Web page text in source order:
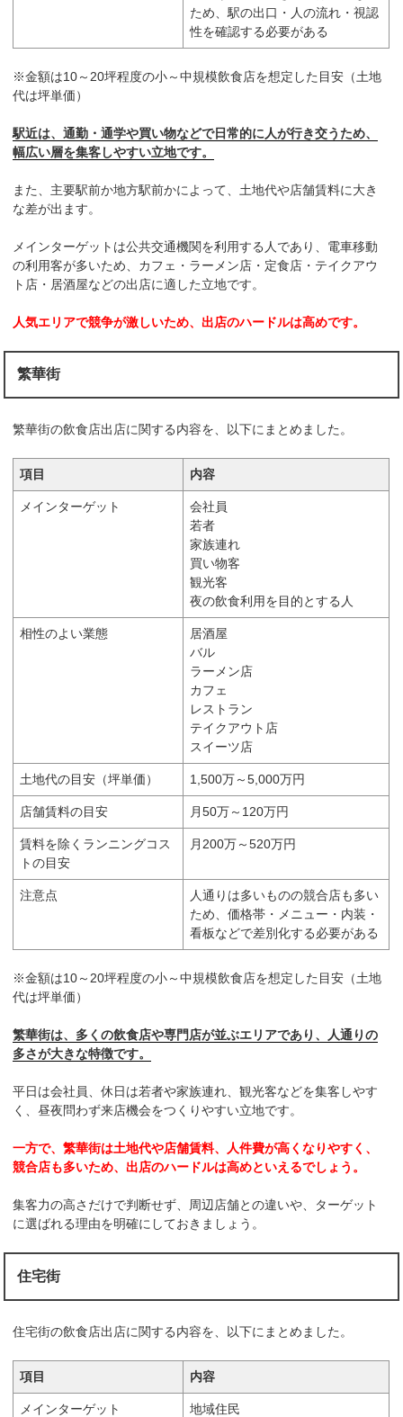
ため、駅の出口・人の流れ・視認
性を確認する必要がある
※金額は10～20坪程度の小～中規模飲食店を想定した目安（土地
代は坪単価）
駅近は、通勤・通学や買い物などで日常的に人が行き交うため、
幅広い層を集客しやすい立地です。
また、主要駅前か地方駅前かによって、土地代や店舗賃料に大き
な差が出ます。
メインターゲットは公共交通機関を利用する人であり、電車移動
の利用客が多いため、カフェ・ラーメン店・定食店・テイクアウ
ト店・居酒屋などの出店に適した立地です。
人気エリアで競争が激しいため、出店のハードルは高めです。
繁華街
繁華街の飲食店出店に関する内容を、以下にまとめました。
項目 内容
メインターゲット
会社員
若者
家族連れ
買い物客
観光客
夜の飲食利用を目的とする人
相性のよい業態
居酒屋
バル
ラーメン店
カフェ
レストラン
テイクアウト店
スイーツ店
土地代の目安（坪単価） 1,500万～5,000万円
店舗賃料の目安 月50万～120万円
賃料を除くランニングコス
トの目安
月200万～520万円
注意点
人通りは多いものの競合店も多い
ため、価格帯・メニュー・内装・
看板などで差別化する必要がある
※金額は10～20坪程度の小～中規模飲食店を想定した目安（土地
代は坪単価）
繁華街は、多くの飲食店や専門店が並ぶエリアであり、人通りの
多さが大きな特徴です。
平日は会社員、休日は若者や家族連れ、観光客などを集客しやす
く、昼夜問わず来店機会をつくりやすい立地です。
一方で、繁華街は土地代や店舗賃料、人件費が高くなりやすく、
競合店も多いため、出店のハードルは高めといえるでしょう。
集客力の高さだけで判断せず、周辺店舗との違いや、ターゲット
に選ばれる理由を明確にしておきましょう。
住宅街
住宅街の飲食店出店に関する内容を、以下にまとめました。
項目 内容
メインターゲット
地域住民